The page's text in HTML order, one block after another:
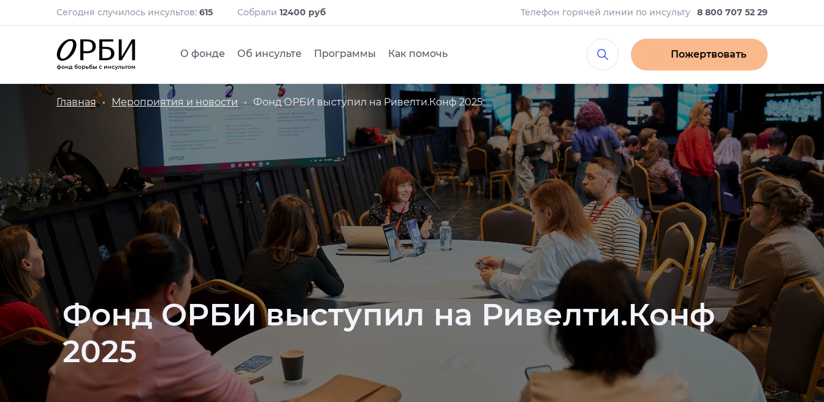
Сегодня случилось инсультов: 615 Собрали 12400 руб Телефон горячей линии по инсульту 8 800 707 52 29
О фонде Об инсульте Программы Как помочь Пожертвовать
Главная Мероприятия и новости Фонд ОРБИ выступил на Ривелти.Конф 2025
Фонд ОРБИ выступил на Ривелти.Конф
2025